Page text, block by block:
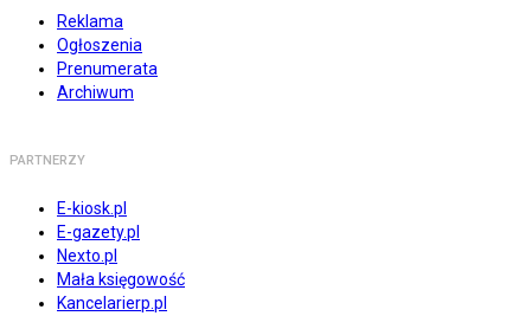
Reklama
Ogłoszenia
Prenumerata
Archiwum
PARTNERZY
E-kiosk.pl
E-gazety.pl
Nexto.pl
Mała księgowość
Kancelarierp.pl